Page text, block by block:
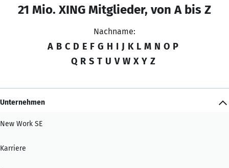
21 Mio. XING Mitglieder, von A bis Z
Nachname:
A B C D E F G H I J K L M N O P
Q R S T U V W X Y Z
Unternehmen
New Work SE
Karriere